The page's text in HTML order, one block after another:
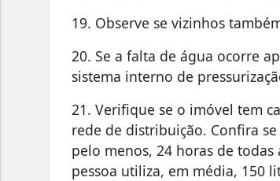
19. Observe se vizinhos
20. Se a falta de água ocorre
sistema interno de
21. Verifique se o imóvel tem
rede de distribuição. Confira
pelo menos, 24 horas de
pessoa utiliza, em média, 150